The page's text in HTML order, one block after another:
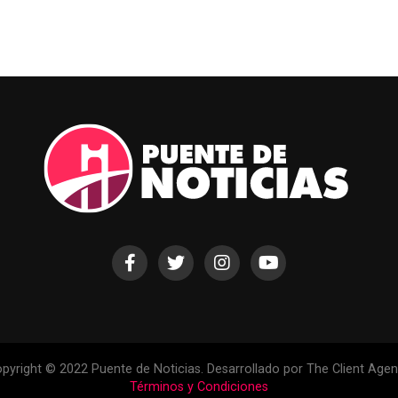
© 2022 Puente de Noticias. Desarrollado por The Client
Términos y Condiciones